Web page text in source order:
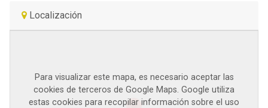
Localización
Para visualizar este mapa, es necesario aceptar las
cookies de terceros de Google Maps. Google utiliza
estas cookies para recopilar información sobre el uso